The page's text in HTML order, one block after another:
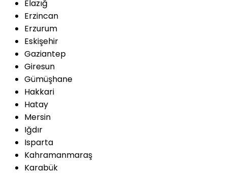
Elazığ
Erzincan
Erzurum
Eskişehir
Gaziantep
Giresun
Gümüşhane
Hakkari
Hatay
Mersin
Iğdır
Isparta
Kahramanmaraş
Karabük